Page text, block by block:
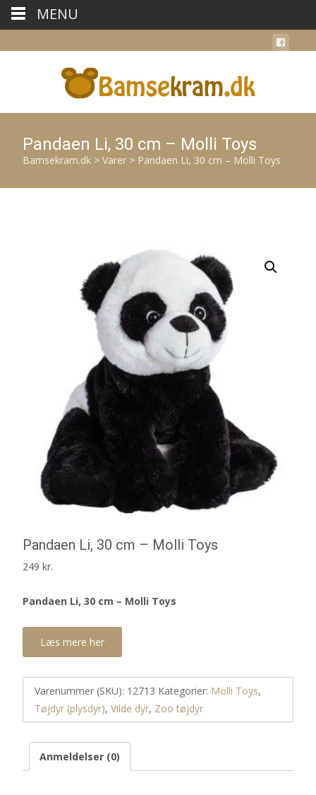
Pandaen Li, 30 cm – Molli Toys
Bamsekram.dk > Varer > Pandaen Li, 30 cm – Molli Toys
Pandaen Li, 30 cm – Molli Toys
249 kr.
Pandaen Li, 30 cm – Molli Toys
Læs mere her
Varenummer (SKU): 12713 Kategorier: Molli Toys,
Tøjdyr (plysdyr), Vilde dyr, Zoo tøjdyr
Anmeldelser (0)
MENU